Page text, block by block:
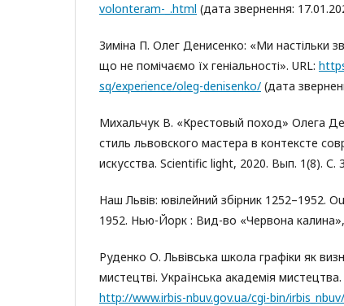
volonteram-_.html (дата звернення:
Зиміна П. Олег Денисенко: «Ми настільки
що не помічаємо їх геніальності». URL:
sq/experience/oleg-denisenko/ (дата
Михальчук В. «Крестовый поход» Олега
стиль львовского мастера в контексте
искусства. Scientific light, 2020. Вып. 1(8). С.
Наш Львів: ювілейний збірник 1252–1952.
1952. Нью-Йорк : Вид-во «Червона
Руденко О. Львівська школа графіки як
мистецтві. Українська академія
http://www.irbis-nbuv.gov.ua/cgi-bin/